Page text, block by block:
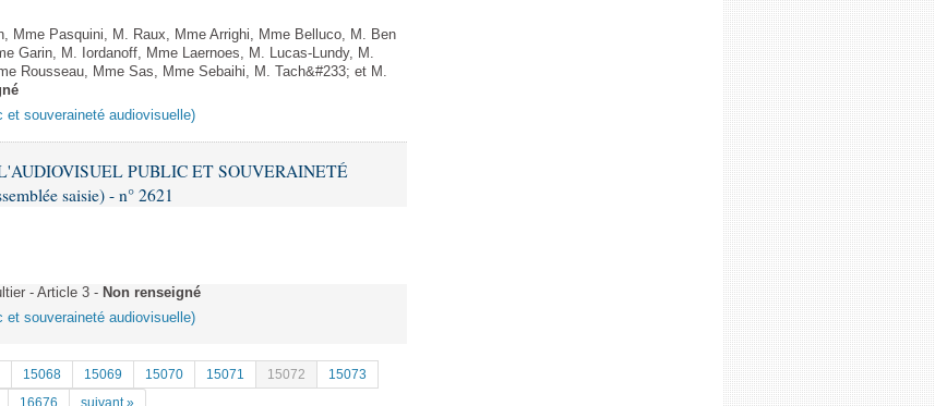
Mme Pasquini, M. Raux, Mme Arrighi, Mme Belluco, M. Ben
Garin, M. Iordanoff, Mme Laernoes, M. Lucas-Lundy, M.
Rousseau, Mme Sas, Mme Sebaihi, M. Tach&#233; et M.
et souveraineté audiovisuelle)
PUBLIC ET SOUVERAINETÉ
saisie) - n° 2621
- Article 3 - Non renseigné
et souveraineté audiovisuelle)
15068 15069 15070 15071 15072
15073
16676 suivant »